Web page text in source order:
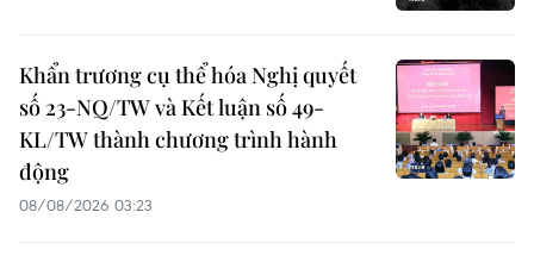
Khẩn trương cụ thể hóa Nghị quyết
số 23-NQ/TW và Kết luận số 49-
KL/TW thành chương trình hành
động
08/08/2026 03:23